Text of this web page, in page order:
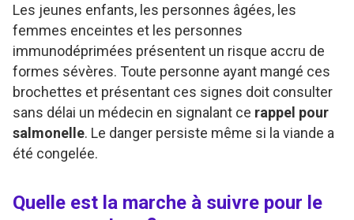
Les jeunes enfants, les personnes âgées, les
femmes enceintes et les personnes
immunodéprimées présentent un risque accru de
formes sévères. Toute personne ayant mangé ces
brochettes et présentant ces signes doit consulter
sans délai un médecin en signalant ce rappel pour
salmonelle. Le danger persiste même si la viande a
été congelée.
Quelle est la marche à suivre pour le